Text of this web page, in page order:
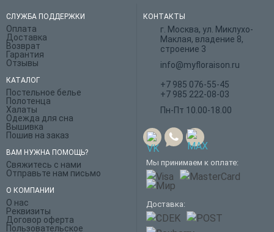
СЛУЖБА ПОДДЕРЖКИ
Оплата
Доставка
Возврат
Гарантия
Отзывы
КАТАЛОГ
Постельное белье
Полотенца
Халаты
Одежда для сна
Вышивка
Пошив на заказ
ВАМ НУЖНА ПОМОЩЬ?
Свяжитесь с нами
Отправьте нам письмо
О КОМПАНИИ
О нас
Реквизиты
Договор оферта
Пользовательское
КОНТАКТЫ
г. Москва, ул. Миклухо-
Маклая, владение 8,
строение 3
info@myfloraison.ru
+7 985 076-55-45
+7 985 222-08-03
Пн-Пт 10.00-18.00
Мы принимаем к оплате:
Доставка: